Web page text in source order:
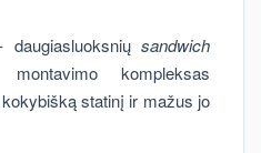
sandwich
kompleksas
statinį ir mažus jo